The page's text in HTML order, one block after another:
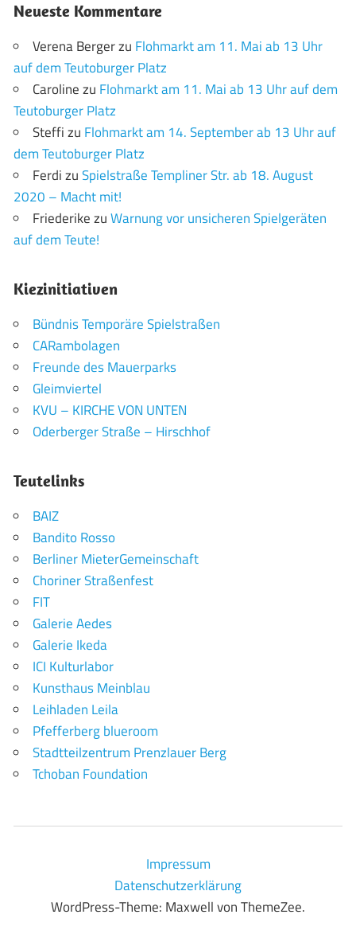
Neueste Kommentare
Verena Bergerzu Flohmarkt am 11. Mai ab 13 Uhr
auf dem Teutoburger Platz
Carolinezu Flohmarkt am 11. Mai ab 13 Uhr auf dem
Teutoburger Platz
Steffizu Flohmarkt am 14. September ab 13 Uhr auf
dem Teutoburger Platz
FerdizuSpielstraße Templiner Str. ab 18. August
2020 – Macht mit!
FriederikezuWarnung vor unsicheren Spielgeräten
auf dem Teute!
Kiezinitiativen
Bündnis Temporäre Spielstraßen
CARambolagen
Freunde des Mauerparks
Gleimviertel
KVU – KIRCHE VON UNTEN
Oderberger Straße – Hirschhof
Teutelinks
BAIZ
Bandito Rosso
Berliner MieterGemeinschaft
Choriner Straßenfest
FIT
Galerie Aedes
Galerie Ikeda
ICI Kulturlabor
Kunsthaus Meinblau
Leihladen Leila
Pfefferberg blueroom
Stadtteilzentrum Prenzlauer Berg
Tchoban Foundation
Impressum
Datenschutzerklärung
WordPress-Theme: Maxwell von ThemeZee.